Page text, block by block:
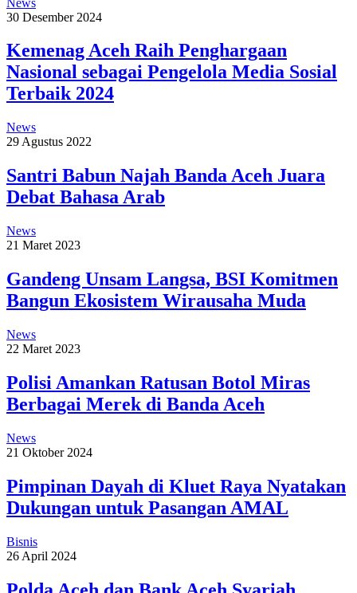
30 Desember 2024
Kemenag Aceh Raih Penghargaan
Nasional sebagai Pengelola Media Sosial
Terbaik 2024
News
29 Agustus 2022
Santri Babun Najah Banda Aceh Juara
Debat Bahasa Arab
News
21 Maret 2023
Gandeng Unsam Langsa, BSI Komitmen
Bangun Ekosistem Wirausaha Muda
News
22 Maret 2023
Polisi Amankan Ratusan Botol Miras
Berbagai Merek di Banda Aceh
News
21 Oktober 2024
Pimpinan Dayah di Kluet Raya Nyatakan
Dukungan untuk Pasangan AMAL
Bisnis
26 April 2024